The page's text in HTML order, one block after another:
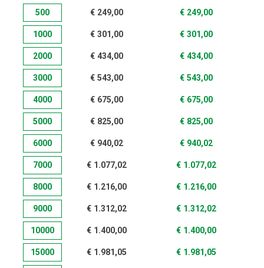
500 € 249,00 € 249,00
1000 € 301,00 € 301,00
2000 € 434,00 € 434,00
3000 € 543,00 € 543,00
4000 € 675,00 € 675,00
5000 € 825,00 € 825,00
6000 € 940,02 € 940,02
7000 € 1.077,02 € 1.077,02
8000 € 1.216,00 € 1.216,00
9000 € 1.312,02 € 1.312,02
10000 € 1.400,00 € 1.400,00
15000 € 1.981,05 € 1.981,05